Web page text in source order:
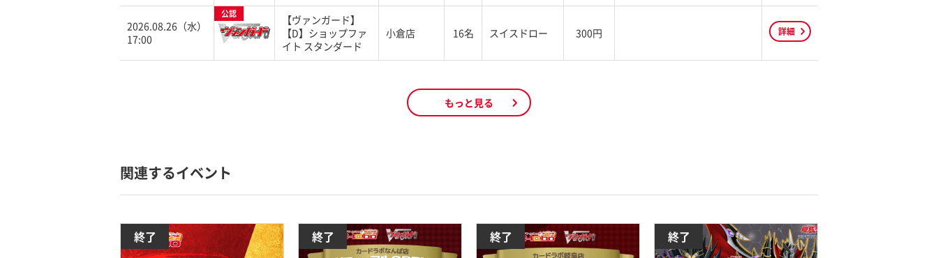
2026.08.26（水）
17:00
公認
【ヴァンガード】
【D】ショップファ
イト スタンダード
小倉店 16名 スイスドロー 300円 詳細
もっと見る
関連するイベント
終了 終了 終了 終了